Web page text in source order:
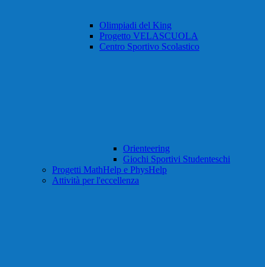
Olimpiadi del King
Progetto VELASCUOLA
Centro Sportivo Scolastico
Orienteering
Giochi Sportivi Studenteschi
Progetti MathHelp e PhysHelp
Attività per l'eccellenza